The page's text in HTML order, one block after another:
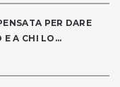
PER DARE
E A CHI LO...